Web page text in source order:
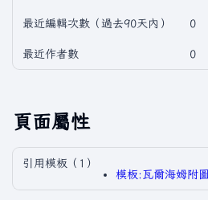
最近編輯次數（過去90天內） 0
最近作者數 0
頁面屬性
引用模板（1）
模板:瓦爾海姆附圖